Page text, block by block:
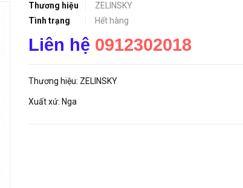
Thương hiệu
ZELINSKY
Tình trạng
Hết hàng
Liên hệ 0912302018
Thương hiệu: ZELINSKY
Xuất xứ: Nga